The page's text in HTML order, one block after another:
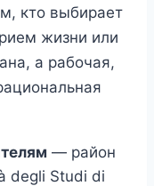
кто выбирает
жизни или
а рабочая,
— район
degli Studi di